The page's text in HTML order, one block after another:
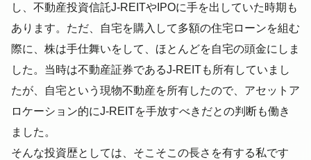
し、不動産投資信託J-REITやIPOに手を出していた時期も
あります。ただ、自宅を購入して多額の住宅ローンを組む
際に、株は手仕舞いをして、ほとんどを自宅の頭金にしま
した。当時は不動産証券であるJ-REITも所有していまし
たが、自宅という現物不動産を所有したので、アセットア
ロケーション的にJ-REITを手放すべきだとの判断も働き
ました。
そんな投資歴としては、そこそこの長さを有する私です